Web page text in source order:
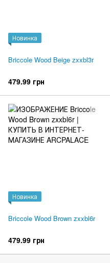
Новинка
Briccole Wood Beige zxxbl3r
479.99 грн
Новинка
Briccole Wood Brown zxxbl6r
479.99 грн